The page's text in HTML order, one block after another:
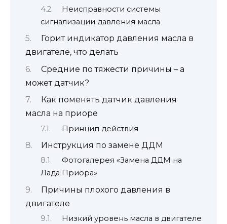
Неисправности системы
сигнализации давления масла
Горит индикатор давления масла в
двигателе, что делать
Средние по тяжести причины – а
может датчик?
Как поменять датчик давления
масла на приоре
Принцип действия
Инструкция по замене ДДМ
Фотогалерея «Замена ДДМ на
Лада Приора»
Причины плохого давления в
двигателе
Низкий уровень масла в двигателе